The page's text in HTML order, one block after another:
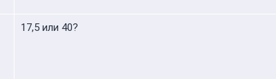
17,5 или 40?